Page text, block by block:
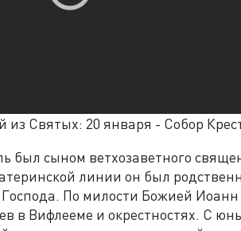
из Святых: 20 января - Собор
был сыном ветхозаветного
линии он был
По милости Божией
в Вифлееме и окрестностях. С